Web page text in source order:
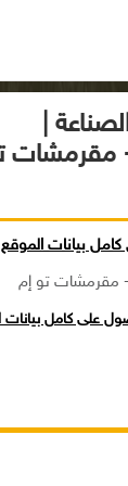
|
مقرمشات
بيانات
مقرمشات تو إم
على كامل بيانات